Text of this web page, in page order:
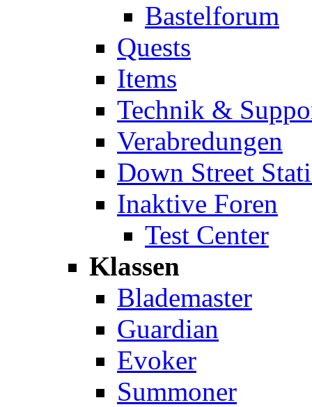
Bastelforum
Quests
Items
Technik &
Verabredungen
Down Street
Inaktive Foren
Test Center
Klassen
Blademaster
Guardian
Evoker
Summoner